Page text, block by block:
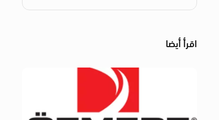
اقرأ أيضا